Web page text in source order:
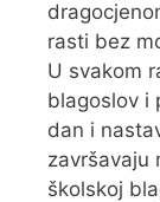
rasti bez
U svakom
blagoslov i
dan i
završavaju
školskoj